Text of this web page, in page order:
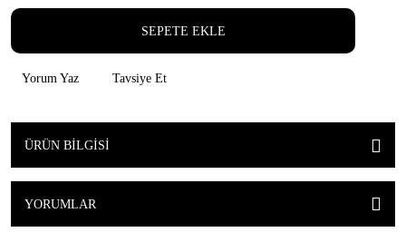
SEPETE EKLE
Yorum Yaz Tavsiye Et
ÜRÜN BILGISI
YORUMLAR